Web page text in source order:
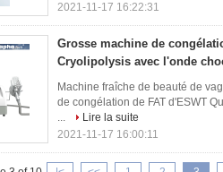
2021-11-17 16:22:31
Grosse machine de
Cryolipolysis avec l'onde
Machine fraîche de beauté de
de congélation de FAT d'ESWT
...
Lire la suite
2021-11-17 16:00:11